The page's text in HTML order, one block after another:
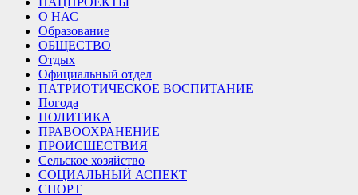
О НАС
Образование
ОБЩЕСТВО
Отдых
Официальный отдел
ПАТРИОТИЧЕСКОЕ ВОСПИТАНИЕ
Погода
ПОЛИТИКА
ПРАВООХРАНЕНИЕ
ПРОИСШЕСТВИЯ
Сельское хозяйство
СОЦИАЛЬНЫЙ АСПЕКТ
СПОРТ